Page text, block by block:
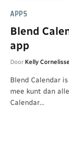
APPS
Blend
app
Door Kelly
Blend Calendar
mee kunt dan
Calendar…